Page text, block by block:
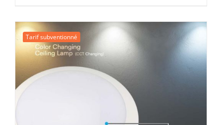
était :
27,53 €.
est :
16,00 €.
Tarif subventionné